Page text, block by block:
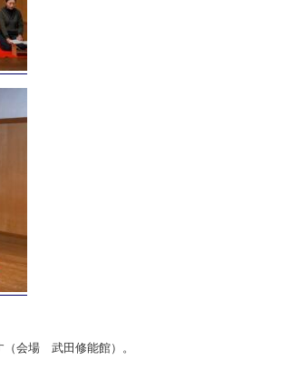
（会場 武田修能館）。